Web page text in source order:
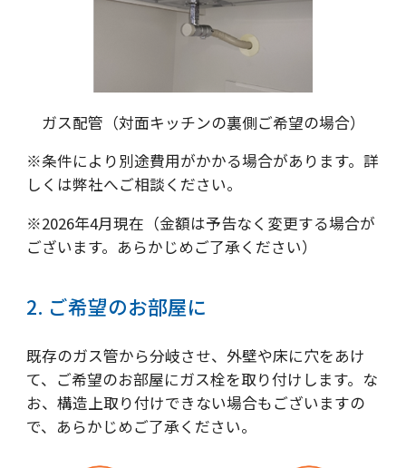
ガス配管（対面キッチンの裏側ご希望の場合）
※条件により別途費用がかかる場合があります。詳
しくは弊社へご相談ください。
※2026年4月現在（金額は予告なく変更する場合が
ございます。あらかじめご了承ください）
2. ご希望のお部屋に
既存のガス管から分岐させ、外壁や床に穴をあけ
て、ご希望のお部屋にガス栓を取り付けします。な
お、構造上取り付けできない場合もございますの
で、あらかじめご了承ください。